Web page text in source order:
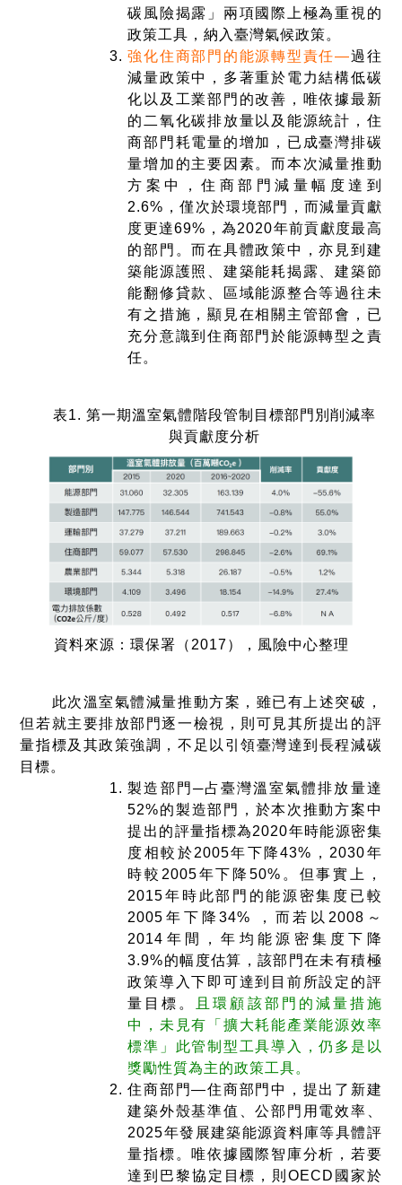
碳風險揭露」兩項國際上極為重視的
政策工具，納入臺灣氣候政策。
強化住商部門的能源轉型責任—過往
減量政策中，多著重於電力結構低碳
化以及工業部門的改善，唯依據最新
的二氧化碳排放量以及能源統計，住
商部門耗電量的增加，已成臺灣排碳
量增加的主要因素。而本次減量推動
方案中，住商部門減量幅度達到
2.6%，僅次於環境部門，而減量貢獻
度更達69%，為2020年前貢獻度最高
的部門。而在具體政策中，亦見到建
築能源護照、建築能耗揭露、建築節
能翻修貸款、區域能源整合等過往未
有之措施，顯見在相關主管部會，已
充分意識到住商部門於能源轉型之責
任。
表1. 第一期溫室氣體階段管制目標部門別削減率
與貢獻度分析
資料來源：環保署（2017），風險中心整理
此次溫室氣體減量推動方案，雖已有上述突破，
但若就主要排放部門逐一檢視，則可見其所提出的評
量指標及其政策強調，不足以引領臺灣達到長程減碳
目標。
製造部門─占臺灣溫室氣體排放量達
52%的製造部門，於本次推動方案中
提出的評量指標為2020年時能源密集
度相較於2005年下降43%，2030年
時較2005年下降50%。但事實上，
2015年時此部門的能源密集度已較
2005年下降34% ，而若以2008～
2014年間，年均能源密集度下降
3.9%的幅度估算，該部門在未有積極
政策導入下即可達到目前所設定的評
量目標。
且環顧該部門的減量措施
中，未見有「擴大耗能產業能源效率
標準」此管制型工具導入，仍多是以
獎勵性質為主的政策工具。
住商部門—住商部門中，提出了新建
建築外殼基準值、公部門用電效率、
2025年發展建築能源資料庫等具體評
量指標。唯依據國際智庫分析，若要
達到巴黎協定目標，則OECD國家於